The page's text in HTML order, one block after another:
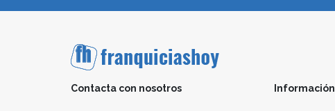
Contacta con nosotros Información